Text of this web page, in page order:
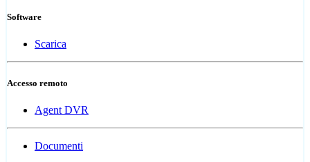
Software
Scarica
Accesso remoto
Agent DVR
Documenti